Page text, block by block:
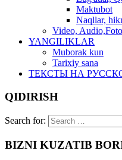
Maktubot
Naqllar,
Video, Audio,Foto
YANGILIKLAR
Muborak kun
Tarixiy sana
ТЕКСТЫ НА
QIDIRISH
Search for:
BIZNI KUZATIB